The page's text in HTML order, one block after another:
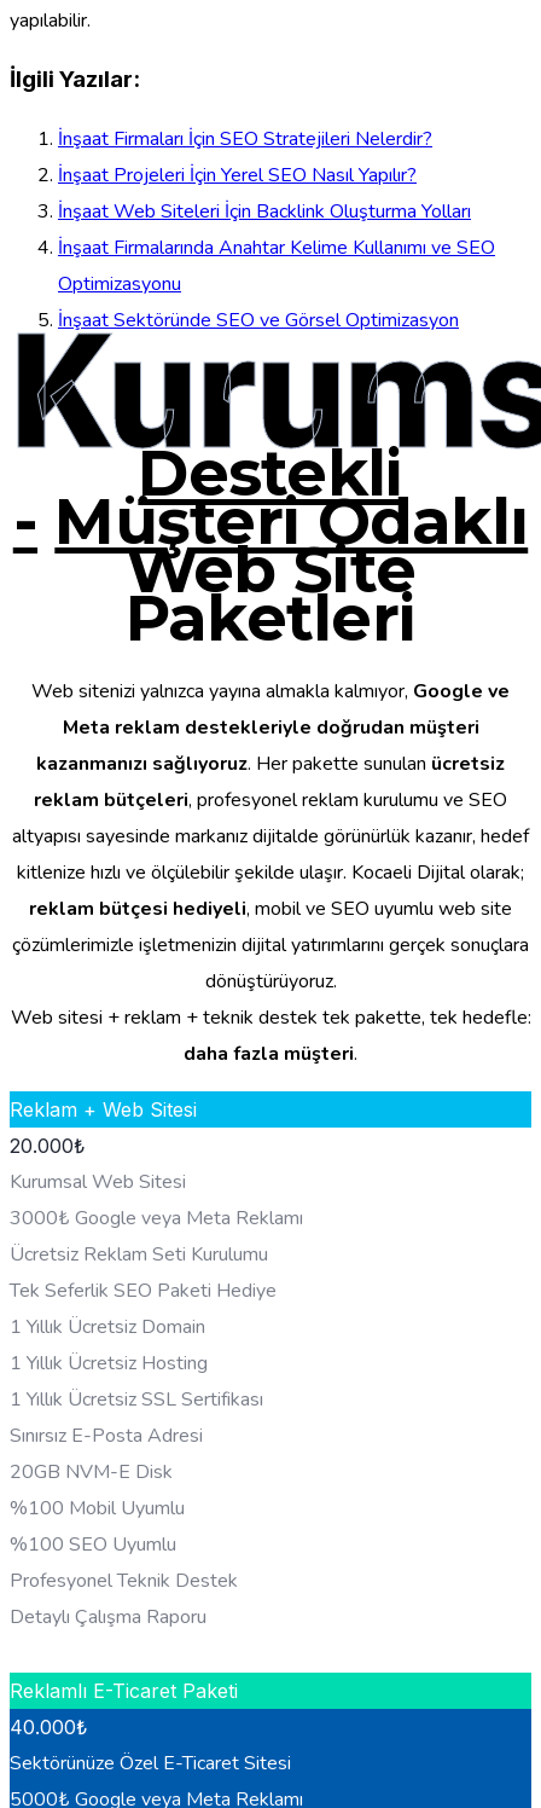
yapılabilir.
İlgili Yazılar:
İnşaat Firmaları İçin SEO Stratejileri Nelerdir?
İnşaat Projeleri İçin Yerel SEO Nasıl Yapılır?
İnşaat Web Siteleri İçin Backlink Oluşturma Yolları
İnşaat Firmalarında Anahtar Kelime Kullanımı ve SEO
Optimizasyonu
İnşaat Sektöründe SEO ve Görsel Optimizasyon
Destekli
- Müşteri Odaklı
Web Site
Paketleri
Web sitenizi yalnızca yayına almakla kalmıyor, Google ve
Meta reklam destekleriyle doğrudan müşteri
kazanmanızı sağlıyoruz. Her pakette sunulan ücretsiz
reklam bütçeleri, profesyonel reklam kurulumu ve SEO
altyapısı sayesinde markanız dijitalde görünürlük kazanır, hedef
kitlenize hızlı ve ölçülebilir şekilde ulaşır. Kocaeli Dijital olarak;
reklam bütçesi hediyeli, mobil ve SEO uyumlu web site
çözümlerimizle işletmenizin dijital yatırımlarını gerçek sonuçlara
dönüştürüyoruz.
Web sitesi + reklam + teknik destek tek pakette, tek hedefle:
daha fazla müşteri.
Reklam + Web Sitesi
20.000₺
Kurumsal Web Sitesi
3000₺ Google veya Meta Reklamı
Ücretsiz Reklam Seti Kurulumu
Tek Seferlik SEO Paketi Hediye
1 Yıllık Ücretsiz Domain
1 Yıllık Ücretsiz Hosting
1 Yıllık Ücretsiz SSL Sertifikası
Sınırsız E-Posta Adresi
20GB NVM-E Disk
%100 Mobil Uyumlu
%100 SEO Uyumlu
Profesyonel Teknik Destek
Detaylı Çalışma Raporu
Reklamlı E-Ticaret Paketi
40.000₺
Sektörünüze Özel E-Ticaret Sitesi
5000₺ Google veya Meta Reklamı